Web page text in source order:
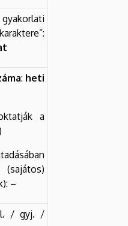
: heti
a
–
/ gyj. /